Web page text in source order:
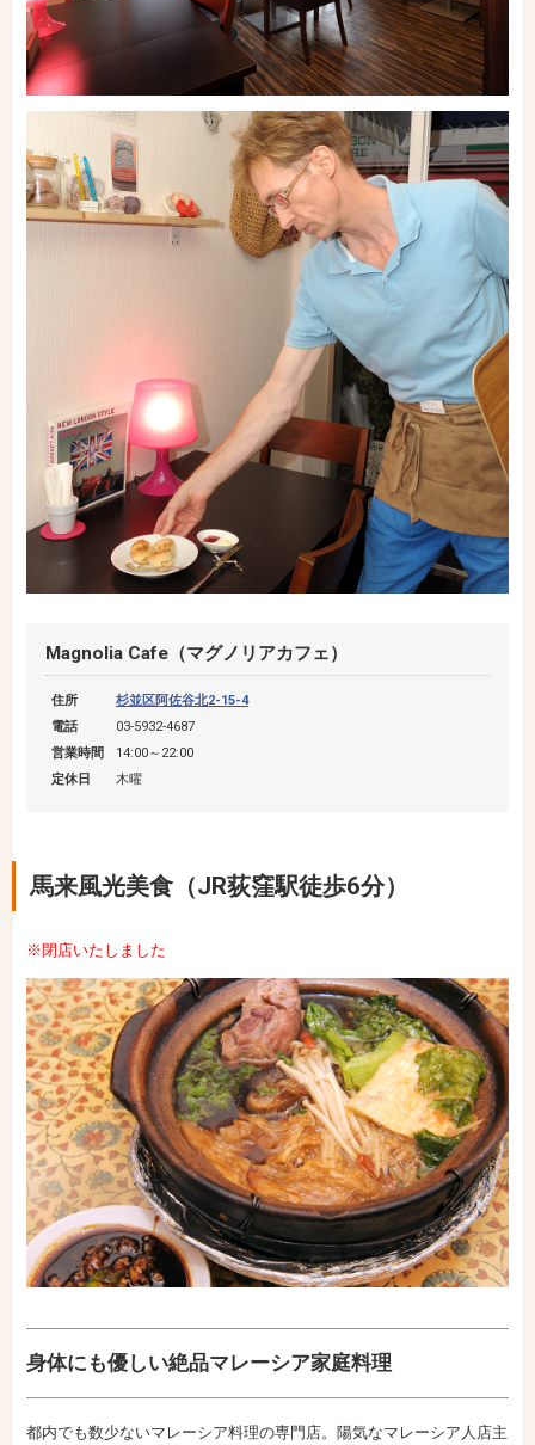
Magnolia Cafe（マグノリアカフェ）
住所
杉並区阿佐谷北2-15-4
電話
03-5932-4687
営業時間
14:00～22:00
定休日
木曜
馬来風光美食（JR荻窪駅徒歩6分）
※閉店いたしました
身体にも優しい絶品マレーシア家庭料理
都内でも数少ないマレーシア料理の専門店。陽気なマレーシア人店主